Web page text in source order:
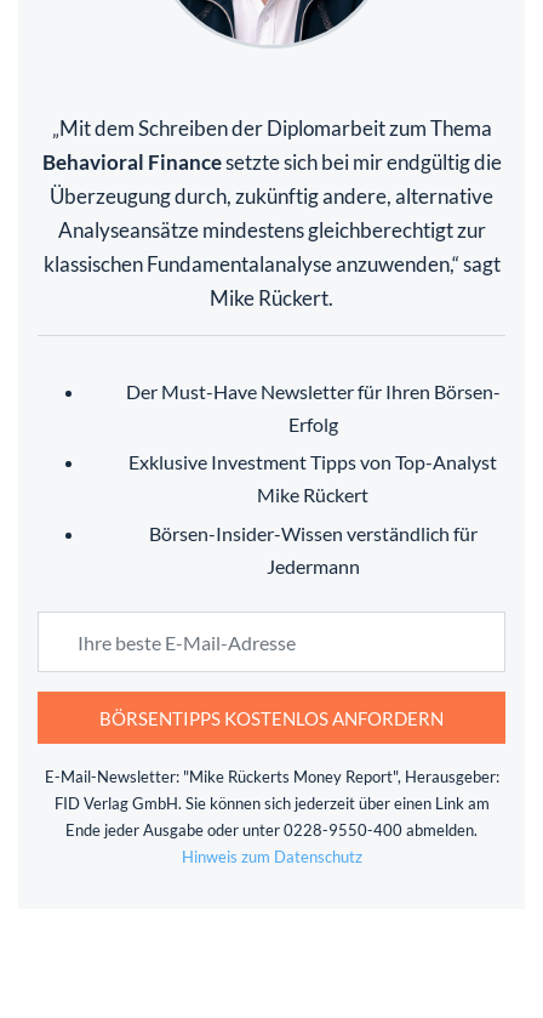
Mit dem Schreiben der Diplomarbeit zum Thema
Behavioral Financesetzte sich bei mir endgültig die
Überzeugung durch, zukünftig andere, alternative
Analyseansätze mindestens gleichberechtigt zur
klassischen Fundamentalanalyse anzuwenden,“ sagt
Mike Rückert.
Der Must-Have Newsletter für Ihren Börsen-
Erfolg
Exklusive Investment Tipps von Top-Analyst
Mike Rückert
Börsen-Insider-Wissen verständlich für
Jedermann
BÖRSENTIPPS KOSTENLOS ANFORDERN
E-Mail-Newsletter: "Mike Rückerts Money Report", Herausgeber:
FID Verlag GmbH. Sie können sich jederzeit über einen Link am
Ende jeder Ausgabe oder unter 0228-9550-400 abmelden.
Hinweis zum Datenschutz